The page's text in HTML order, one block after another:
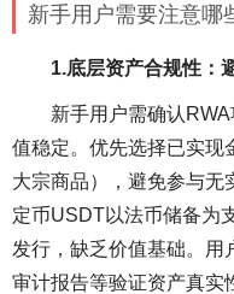
新手用户需要注意哪
1.底层资产合规性：
新手用户需确认
值稳定。优先选择已实现
大宗商品），避免参与无
定币USDT以法币储备为
发行，缺乏价值基础。用
审计报告等验证资产真实